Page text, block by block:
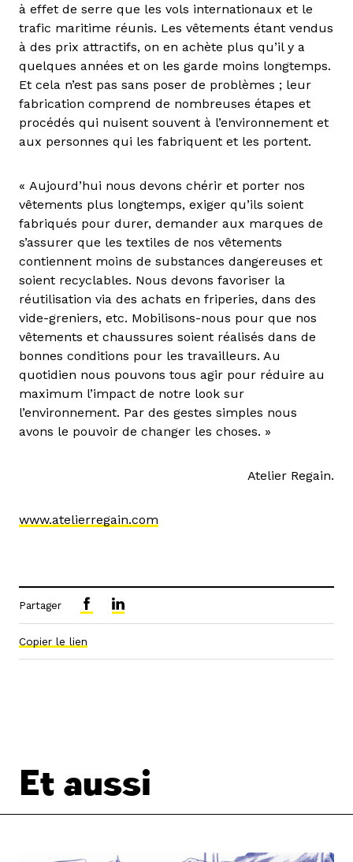
à effet de serre que les vols internationaux et le
trafic maritime réunis. Les vêtements étant vendus
à des prix attractifs, on en achète plus qu’il y a
quelques années et on les garde moins longtemps.
Et cela n’est pas sans poser de problèmes ; leur
fabrication comprend de nombreuses étapes et
procédés qui nuisent souvent à l’environnement et
aux personnes qui les fabriquent et les portent.
« Aujourd’hui nous devons chérir et porter nos
vêtements plus longtemps, exiger qu’ils soient
fabriqués pour durer, demander aux marques de
s’assurer que les textiles de nos vêtements
contiennent moins de substances dangereuses et
soient recyclables. Nous devons favoriser la
réutilisation via des achats en friperies, dans des
vide-­greniers, etc. Mobilisons-nous pour que nos
vêtements et chaussures soient réalisés dans de
bonnes conditions pour les travailleurs. Au
quotidien nous pouvons tous agir pour réduire au
maximum l’impact de notre look sur
l’environnement. Par des gestes simples nous
avons le pouvoir de changer les choses. »
Atelier Regain.
www.atelierregain.com
Partager
Copier le lien
Et aussi